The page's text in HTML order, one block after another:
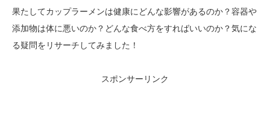
果たしてカップラーメンは健康にどんな影響があるのか？容器や
添加物は体に悪いのか？どんな食べ方をすればいいのか？気にな
る疑問をリサーチしてみました！
スポンサーリンク